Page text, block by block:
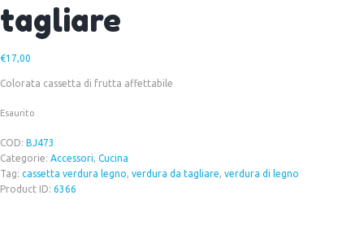
tagliare
€17,00
Colorata cassetta di frutta affettabile
Esaurito
COD: BJ473
Categorie: Accessori Cucina
Tag: cassetta verdura legno verdura da tagliare verdura di legno
Product ID: 6366